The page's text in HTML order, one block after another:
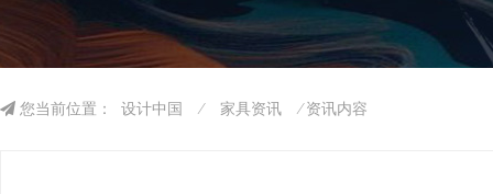
您当前位置： 设计中国 ⁄ 家具资讯 ⁄ 资讯内容